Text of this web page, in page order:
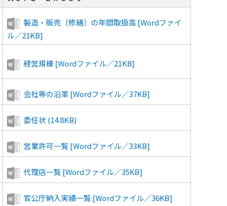
製造・販売（修繕）の年間取扱高 [Wordファイ
ル／21KB]
経営規模 [Wordファイル／21KB]
会社等の沿革 [Wordファイル／37KB]
委任状 (14.8KB)
営業許可一覧 [Wordファイル／33KB]
代理店一覧 [Wordファイル／35KB]
官公庁納入実績一覧 [Wordファイル／36KB]